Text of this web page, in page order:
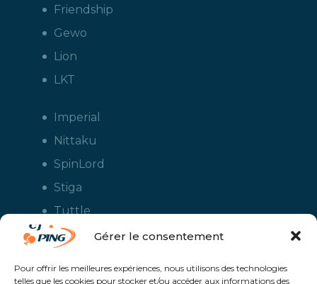
Gérer le consentement
Pour offrir les meilleures expériences, nous utilisons des technologies
telles que les cookies pour stocker et/ou accéder aux informations des
Friendship
Gewo
Lion
LKT
Imperial
Nittaku
SpinLord
Stiga
Tuttle
Xiom